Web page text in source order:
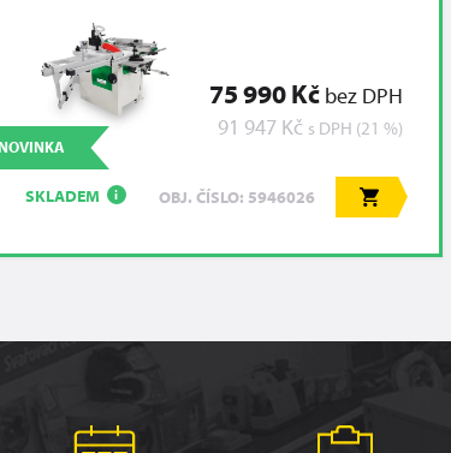
75 990 Kč bez DPH
91 947 Kč s DPH (21 %)
SKLADEM i OBJ. ČÍSLO: 5946026